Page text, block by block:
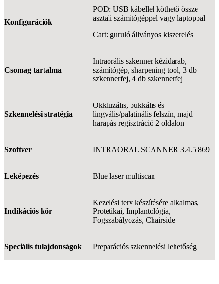
Konfigurációk
POD: USB kábellel köthető össze
asztali számítógéppel vagy laptoppal
Cart: guruló állványos kiszerelés
Csomag tartalma
Intraorális szkenner kézidarab,
számítógép, sharpening tool, 3 db
szkennerfej, 4 db szkennerfej
Szkennelési stratégia
Okkluzális, bukkális és
lingvális/palatinális felszín, majd
harapás regisztráció 2 oldalon
Szoftver INTRAORAL SCANNER 3.4.5.869
Leképezés Blue laser multiscan
Indikációs kör
Kezelési terv készítésére alkalmas,
Protetikai, Implantológia,
Fogszabályozás, Chairside
Speciális tulajdonságok Preparációs szkennelési lehetőség